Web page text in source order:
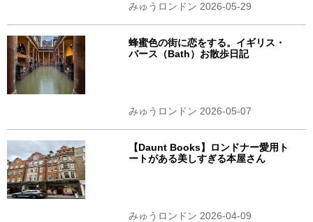
みゅうロンドン 2026-05-29
蜂蜜色の街に恋をする。イギリス・
バース（Bath）お散歩日記
みゅうロンドン 2026-05-07
【Daunt Books】ロンドナー愛用ト
ートがある美しすぎる本屋さん
みゅうロンドン 2026-04-09